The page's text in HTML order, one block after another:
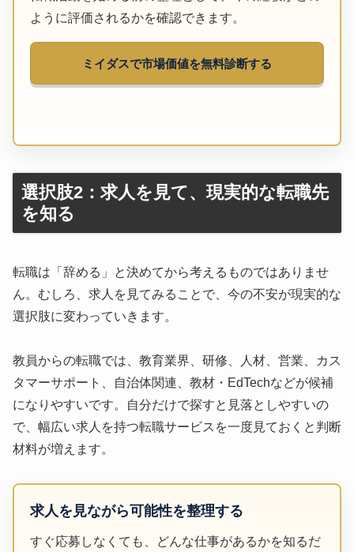
ように評価されるかを確認できます。
ミイダスで市場価値を無料診断する
選択肢2：求人を見て、現実的な転職先
を知る
転職は「辞める」と決めてから考えるものではありませ
ん。むしろ、求人を見てみることで、今の不安が現実的な
選択肢に変わっていきます。
教員からの転職では、教育業界、研修、人材、営業、カス
タマーサポート、自治体関連、教材・EdTechなどが候補
になりやすいです。自分だけで探すと見落としやすいの
で、幅広い求人を持つ転職サービスを一度見ておくと判断
材料が増えます。
求人を見ながら可能性を整理する
すぐ応募しなくても、どんな仕事があるかを知るだ